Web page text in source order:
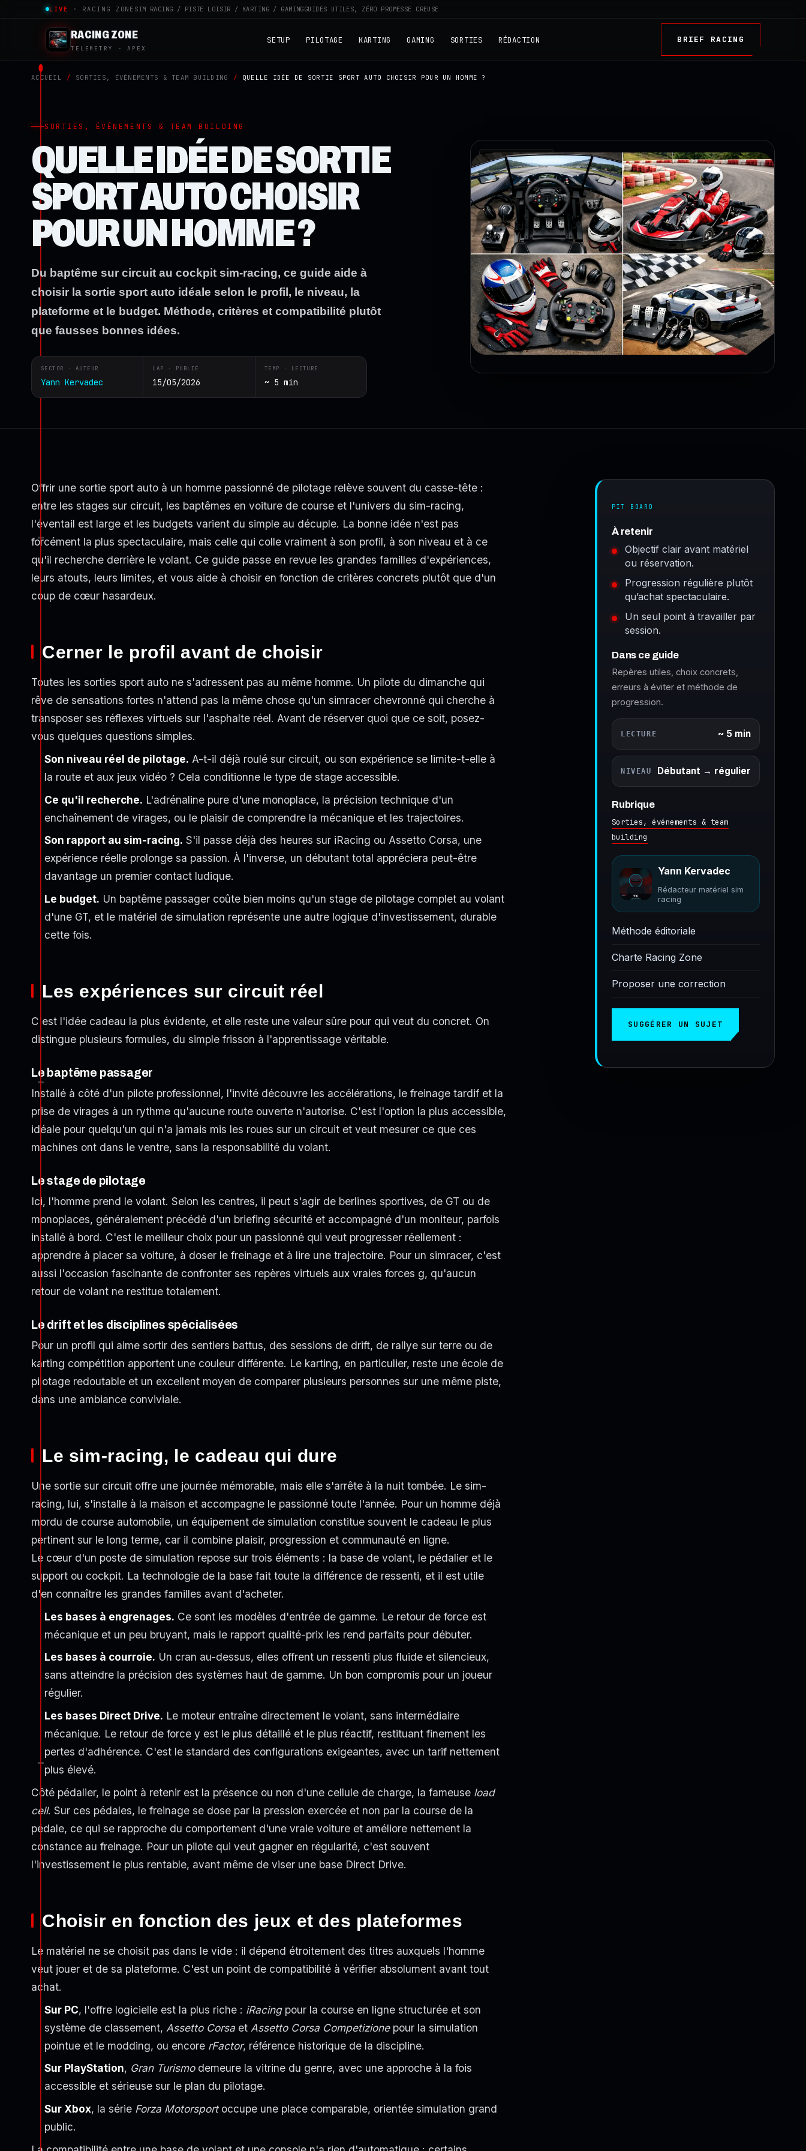
LIVE · RACING ZONE SIM RACING / PISTE LOISIR / KARTING / GAMINGGUIDES UTILES, ZÉRO PROMESSE CREUSE
RACING ZONE
TELEMETRY · APEX
SETUP PILOTAGE KARTING GAMING SORTIES RÉDACTION BRIEF RACING
ACCUEIL / SORTIES, ÉVÉNEMENTS & TEAM BUILDING / QUELLE IDÉE DE SORTIE SPORT AUTO CHOISIR POUR UN HOMME ?
SORTIES, ÉVÉNEMENTS & TEAM BUILDING
QUELLE IDÉE DE SORTIE
SPORT AUTO CHOISIR
POUR UN HOMME ?
Du baptême sur circuit au cockpit sim-racing, ce guide aide à
choisir la sortie sport auto idéale selon le profil, le niveau, la
plateforme et le budget. Méthode, critères et compatibilité plutôt
que fausses bonnes idées.
SECTOR · AUTEUR
Yann Kervadec
LAP · PUBLIÉ
15/05/2026
TEMP · LECTURE
~ 5 min
RZ · TELEMETRY
Offrir une sortie sport auto à un homme passionné de pilotage relève souvent du casse-tête :
entre les stages sur circuit, les baptêmes en voiture de course et l'univers du sim-racing,
l'éventail est large et les budgets varient du simple au décuple. La bonne idée n'est pas
forcément la plus spectaculaire, mais celle qui colle vraiment à son profil, à son niveau et à ce
qu'il recherche derrière le volant. Ce guide passe en revue les grandes familles d'expériences,
leurs atouts, leurs limites, et vous aide à choisir en fonction de critères concrets plutôt que d'un
coup de cœur hasardeux.
Cerner le profil avant de choisir
Toutes les sorties sport auto ne s'adressent pas au même homme. Un pilote du dimanche qui
rêve de sensations fortes n'attend pas la même chose qu'un simracer chevronné qui cherche à
transposer ses réflexes virtuels sur l'asphalte réel. Avant de réserver quoi que ce soit, posez-
vous quelques questions simples.
Son niveau réel de pilotage. A-t-il déjà roulé sur circuit, ou son expérience se limite-t-elle à
la route et aux jeux vidéo ? Cela conditionne le type de stage accessible.
Ce qu'il recherche. L'adrénaline pure d'une monoplace, la précision technique d'un
enchaînement de virages, ou le plaisir de comprendre la mécanique et les trajectoires.
Son rapport au sim-racing. S'il passe déjà des heures sur iRacing ou Assetto Corsa, une
expérience réelle prolonge sa passion. À l'inverse, un débutant total appréciera peut-être
davantage un premier contact ludique.
Le budget. Un baptême passager coûte bien moins qu'un stage de pilotage complet au volant
d'une GT, et le matériel de simulation représente une autre logique d'investissement, durable
cette fois.
Les expériences sur circuit réel
C'est l'idée cadeau la plus évidente, et elle reste une valeur sûre pour qui veut du concret. On
distingue plusieurs formules, du simple frisson à l'apprentissage véritable.
Le baptême passager
Installé à côté d'un pilote professionnel, l'invité découvre les accélérations, le freinage tardif et la
prise de virages à un rythme qu'aucune route ouverte n'autorise. C'est l'option la plus accessible,
idéale pour quelqu'un qui n'a jamais mis les roues sur un circuit et veut mesurer ce que ces
machines ont dans le ventre, sans la responsabilité du volant.
Le stage de pilotage
Ici, l'homme prend le volant. Selon les centres, il peut s'agir de berlines sportives, de GT ou de
monoplaces, généralement précédé d'un briefing sécurité et accompagné d'un moniteur, parfois
installé à bord. C'est le meilleur choix pour un passionné qui veut progresser réellement :
apprendre à placer sa voiture, à doser le freinage et à lire une trajectoire. Pour un simracer, c'est
aussi l'occasion fascinante de confronter ses repères virtuels aux vraies forces g, qu'aucun
retour de volant ne restitue totalement.
Le drift et les disciplines spécialisées
Pour un profil qui aime sortir des sentiers battus, des sessions de drift, de rallye sur terre ou de
karting compétition apportent une couleur différente. Le karting, en particulier, reste une école de
pilotage redoutable et un excellent moyen de comparer plusieurs personnes sur une même piste,
dans une ambiance conviviale.
Le sim-racing, le cadeau qui dure
Une sortie sur circuit offre une journée mémorable, mais elle s'arrête à la nuit tombée. Le sim-
racing, lui, s'installe à la maison et accompagne le passionné toute l'année. Pour un homme déjà
mordu de course automobile, un équipement de simulation constitue souvent le cadeau le plus
pertinent sur le long terme, car il combine plaisir, progression et communauté en ligne.
Le cœur d'un poste de simulation repose sur trois éléments : la base de volant, le pédalier et le
support ou cockpit. La technologie de la base fait toute la différence de ressenti, et il est utile
d'en connaître les grandes familles avant d'acheter.
Les bases à engrenages. Ce sont les modèles d'entrée de gamme. Le retour de force est
mécanique et un peu bruyant, mais le rapport qualité-prix les rend parfaits pour débuter.
Les bases à courroie. Un cran au-dessus, elles offrent un ressenti plus fluide et silencieux,
sans atteindre la précision des systèmes haut de gamme. Un bon compromis pour un joueur
régulier.
Les bases Direct Drive. Le moteur entraîne directement le volant, sans intermédiaire
mécanique. Le retour de force y est le plus détaillé et le plus réactif, restituant finement les
pertes d'adhérence. C'est le standard des configurations exigeantes, avec un tarif nettement
plus élevé.
Côté pédalier, le point à retenir est la présence ou non d'une cellule de charge, la fameuse load
cell. Sur ces pédales, le freinage se dose par la pression exercée et non par la course de la
pédale, ce qui se rapproche du comportement d'une vraie voiture et améliore nettement la
constance au freinage. Pour un pilote qui veut gagner en régularité, c'est souvent
l'investissement le plus rentable, avant même de viser une base Direct Drive.
Choisir en fonction des jeux et des plateformes
Le matériel ne se choisit pas dans le vide : il dépend étroitement des titres auxquels l'homme
veut jouer et de sa plateforme. C'est un point de compatibilité à vérifier absolument avant tout
achat.
Sur PC, l'offre logicielle est la plus riche : iRacingpour la course en ligne structurée et son
système de classement, Assetto Corsa et Assetto Corsa Competizionepour la simulation
pointue et le modding, ou encore rFactor, référence historique de la discipline.
Sur PlayStation, Gran Turismodemeure la vitrine du genre, avec une approche à la fois
accessible et sérieuse sur le plan du pilotage.
Sur Xbox, la série Forza Motorsportoccupe une place comparable, orientée simulation grand
public.
PIT BOARD
À retenir
Objectif clair avant matériel
ou réservation.
Progression régulière plutôt
qu’achat spectaculaire.
Un seul point à travailler par
session.
Dans ce guide
Repères utiles, choix concrets,
erreurs à éviter et méthode de
progression.
LECTURE ~ 5 min
NIVEAU Débutant → régulier
Rubrique
Sorties, événements & team
building
Yann Kervadec
Rédacteur matériel sim
racing
Méthode éditoriale
Charte Racing Zone
Proposer une correction
SUGGÉRER UN SUJET